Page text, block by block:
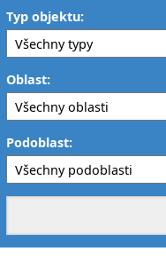
Typ objektu:
Oblast:
Podoblast: